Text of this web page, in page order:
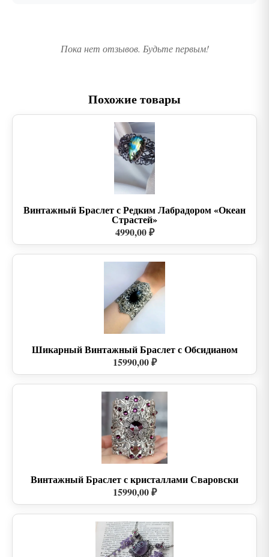
Пока нет отзывов. Будьте первым!
Похожие товары
Винтажный Браслет с Редким Лабрадором «Океан
Страстей»
4990,00 ₽
Шикарный Винтажный Браслет с Обсидианом
15990,00 ₽
Винтажный Браслет с кристаллами Сваровски
15990,00 ₽